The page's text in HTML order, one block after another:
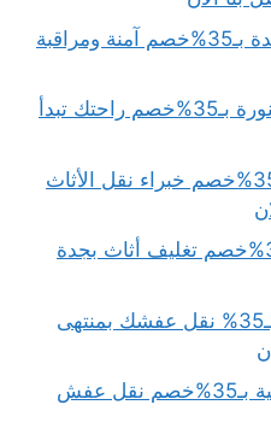
مستودعات تخزين الاثاث بجدة بـ35%خصم آمنة ومراقبة
شركة نقل اثاث بالمدينة المنورة بـ35%خصم راحتك تبدأ
نقل عفش بمكه المكرمه بـ35%خصم خبراء نقل الأثاث
شركة تغليف اثاث بجدة بـ35%خصم تغليف أثاث بجدة
نقل عفش من جدة للدمام بـ35% نقل عفشك بمنتهى
نقل عفش جدة ابحر الشمالية بـ35%خصم نقل عفش